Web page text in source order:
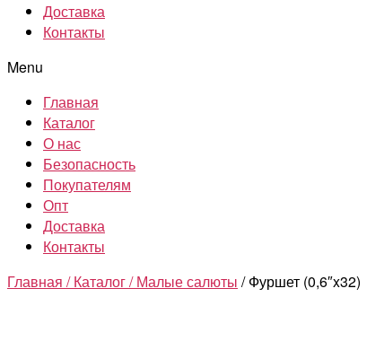
Доставка
Контакты
Menu
Главная
Каталог
О нас
Безопасность
Покупателям
Опт
Доставка
Контакты
Главная /Каталог /Малые салюты / Фуршет (0,6″x32)